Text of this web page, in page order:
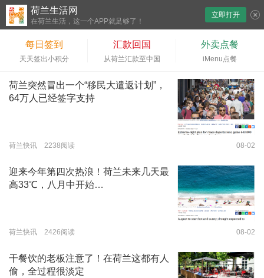
荷兰生活网
在荷兰生活，这一个APP就足够了！
立即打开
每日签到
天天签出小积分
汇款回国
从荷兰汇款至中国
外卖点餐
iMenu点餐
荷兰突然冒出一个“移民大遣返计划”，
64万人已经签字支持
荷兰快讯 2238阅读 08-02
迎来今年第四次热浪！荷兰未来几天最
高33℃，八月中开始…
荷兰快讯 2426阅读 08-02
干餐饮的老板注意了！在荷兰这都有人
偷，全过程很淡定